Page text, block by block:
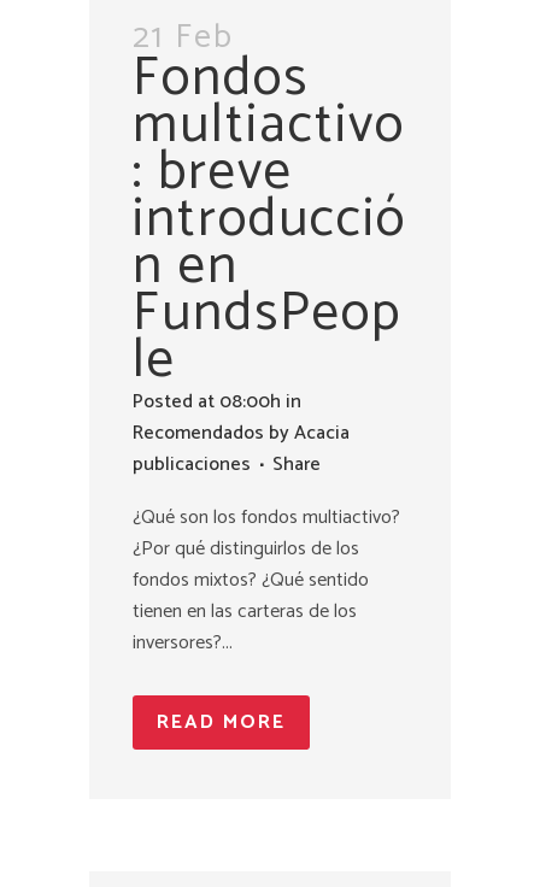
21 Feb
Fondos
multiactivo
: breve
introducció
n en
FundsPeop
le
Posted at 08:00h in
Recomendados byAcacia
publicaciones
Share
¿Qué son los fondos multiactivo?
¿Por qué distinguirlos de los
fondos mixtos? ¿Qué sentido
tienen en las carteras de los
inversores?...
READ MORE